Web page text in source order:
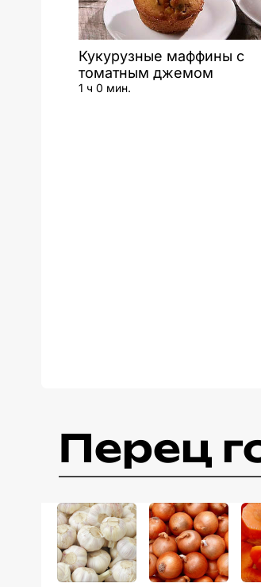
Кукурузные маффины с
томатным джемом
1 ч 0 мин.
Перец